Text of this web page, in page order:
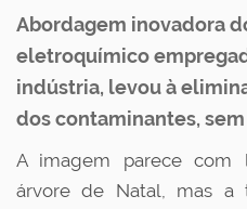
Abordagem inovadora
eletroquímico
indústria, levou à
dos contaminantes,
A imagem parece com
árvore de Natal, mas a